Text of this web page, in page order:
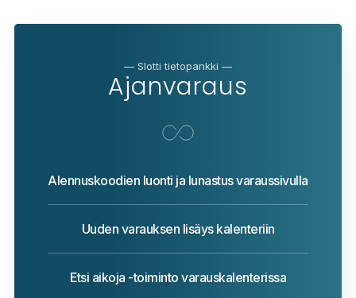
— Slotti tietopankki —
Ajanvaraus
Alennuskoodien luonti ja lunastus varaussivulla
Uuden varauksen lisäys kalenteriin
Etsi aikoja -toiminto varauskalenterissa